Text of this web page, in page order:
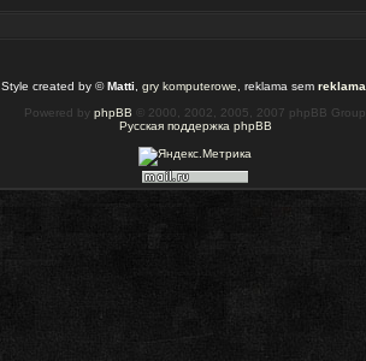
Style created by ©Matti gry komputerowe , reklama sem reklama
Powered by phpBB © 2000, 2002, 2005, 2007 phpBB Group
Русская поддержка phpBB